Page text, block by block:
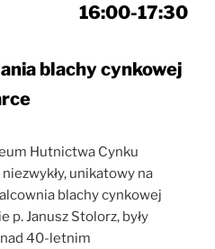
16:00-17:30
blachy cynkowej
Hutnictwa Cynku
unikatowy na
blachy cynkowej
p. Janusz Stolorz, były
40-letnim